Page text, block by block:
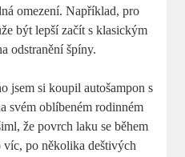
omezení. Například, pro
být lepší začít s klasickým
odstranění špíny.
jsem si koupil autošampon s
svém oblíbeném rodinném
že povrch laku se během
po několika deštivých